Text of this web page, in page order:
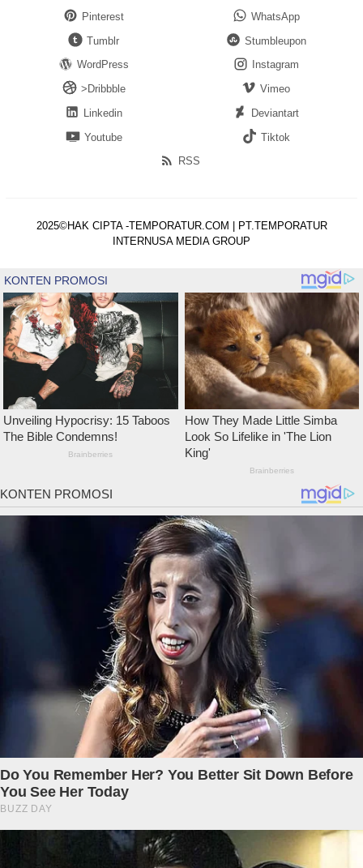
Pinterest
WhatsApp
Tumblr
Stumbleupon
WordPress
Instagram
>Dribbble
Vimeo
Linkedin
Deviantart
Youtube
Tiktok
RSS
2025©HAK CIPTA -TEMPORATUR.COM | PT.TEMPORATUR
INTERNUSA MEDIA GROUP